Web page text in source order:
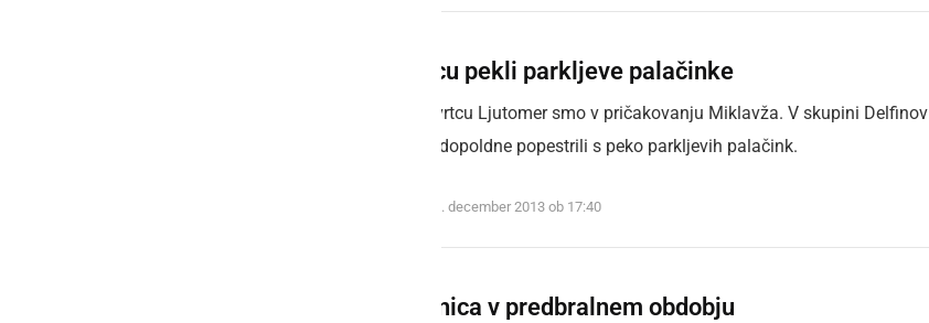
V vrtcu pekli parkljeve palačinke
Tudi v vrtcu Ljutomer smo v pričakovanju Miklavža. V skupini Delfinov
smo si dopoldne popestrili s peko parkljevih palačink.
četrtek, 5. december 2013 ob 17:40
Slikanica v predbralnem obdobju